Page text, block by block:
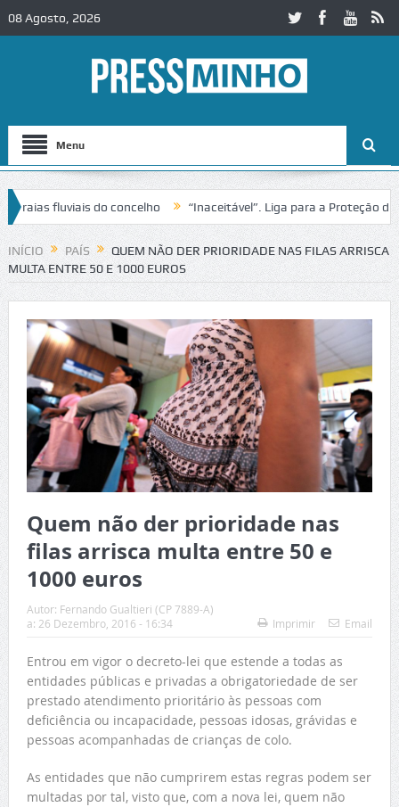
08 Agosto, 2026
Menu
fluviais do concelho “Inaceitável”. Liga para a Proteção da
trânsito no IC2 em Alcobaça Igreja do Castelo de Cerveira
INÍCIO PAÍS
QUEM NÃO DER PRIORIDADE NAS FILAS ARRISCA
MULTA ENTRE 50 E 1000 EUROS
Quem não der prioridade nas
filas arrisca multa entre 50 e
1000 euros
Autor: Fernando Gualtieri (CP 7889-A)
a: 26 Dezembro, 2016 - 16:34 Imprimir Email
Entrou em vigor o decreto-lei que estende a todas as
entidades públicas e privadas a obrigatoriedade de ser
prestado atendimento prioritário às pessoas com
deficiência ou incapacidade, pessoas idosas, grávidas e
pessoas acompanhadas de crianças de colo.
As entidades que não cumprirem estas regras podem ser
multadas por tal, visto que, com a nova lei, quem não